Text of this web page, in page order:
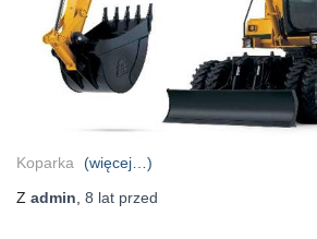
Koparka
(więcej…)
Z admin 8 lat przed